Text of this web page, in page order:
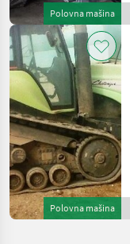
Polovna mašina
Polovna mašina